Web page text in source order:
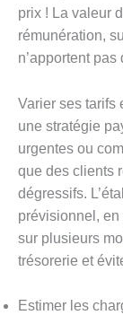
prix ! La valeur
rémunération,
n’apportent
Varier ses tarifs
une stratégie
urgentes ou
que des clients
dégressifs.
prévisionnel,
sur plusieurs
trésorerie et
Estimer les